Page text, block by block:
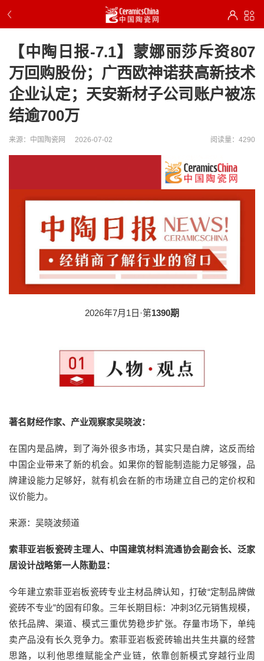
【中陶日报-7.1】蒙娜丽莎斥资807
万回购股份；广西欧神诺获高新技术
企业认定；天安新材子公司账户被冻
结逾700万
来源：中国陶瓷网 2026-07-02 阅读量：4290
2026年7月1日·第1390期
著名财经作家、产业观察家吴晓波：
在国内是品牌，到了海外很多市场，其实只是白牌，这反而给
中国企业带来了新的机会。如果你的智能制造能力足够强，品
牌建设能力足够好，就有机会在新的市场建立自己的定价权和
议价能力。
来源：吴晓波频道
索菲亚岩板瓷砖主理人、中国建筑材料流通协会副会长、泛家
居设计战略第一人陈勤显：
今年建立索菲亚岩板瓷砖专业主材品牌认知，打破“定制品牌做
瓷砖不专业”的固有印象。三年长期目标：冲刺3亿元销售规模，
依托品牌、渠道、模式三重优势稳步扩张。存量市场下，单纯
卖产品没有长久竞争力。索菲亚岩板瓷砖输出共生共赢的经营
思路，以利他思维赋能全产业链，依靠创新模式穿越行业周